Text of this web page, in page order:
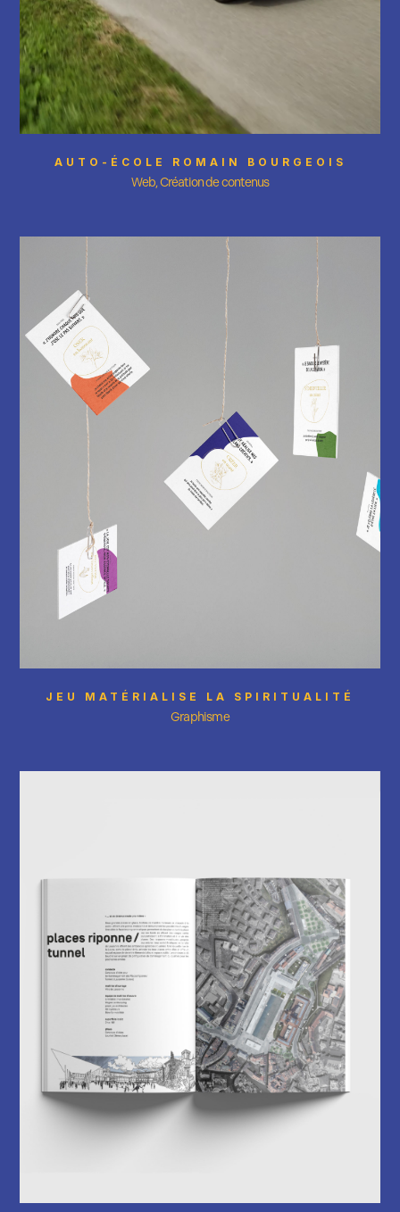
AUTO-ÉCOLE ROMAIN BOURGEOIS
Web, Création de contenus
JEU MATÉRIALISE LA SPIRITUALITÉ
Graphisme